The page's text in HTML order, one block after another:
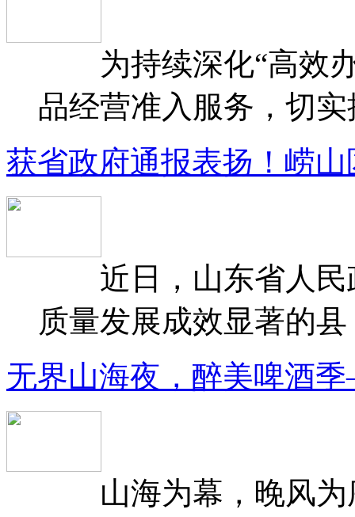
为持续深化“高效办
品经营准入服务，切
获省政府通报表扬！崂
近日，山东省人民
质量发展成效显著的
无界山海夜，醉美啤酒
山海为幕，晚风为